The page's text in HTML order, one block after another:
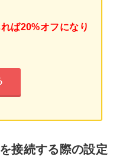
ば20%オフになり
接続する際の設定